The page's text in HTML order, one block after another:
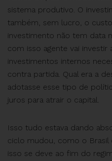
sistema produtivo. O
também, sem lucro, o
investimento não tem data
com isso agente vai investir
investimentos internos
contra partida. Qual era a
adotasse esse tipo de
juros para atrair o capital.
Isso tudo estava dando
ciclo mudou, como o Brasil
isso se deve ao fim do